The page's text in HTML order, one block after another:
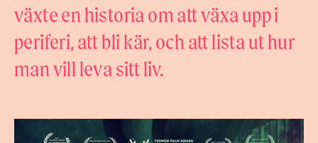
växte en historia om att växa upp i
periferi, att bli kär, och att lista ut hur
man vill leva sitt liv.